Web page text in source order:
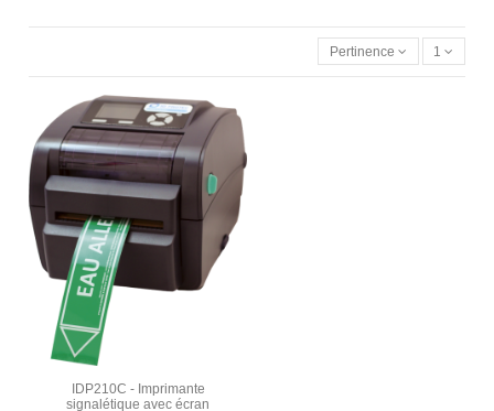
Pertinence 1
IDP210C - Imprimante
signalétique avec écran